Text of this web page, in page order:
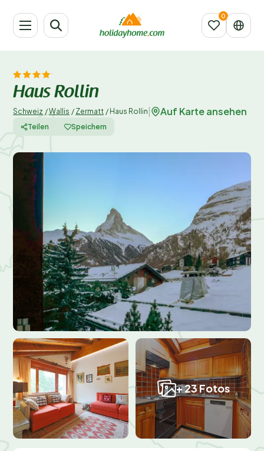
Haus Rollin
Schweiz /Wallis / Zermatt / Haus Rollin Auf Karte ansehen
Teilen Speichern
+ 23 Fotos